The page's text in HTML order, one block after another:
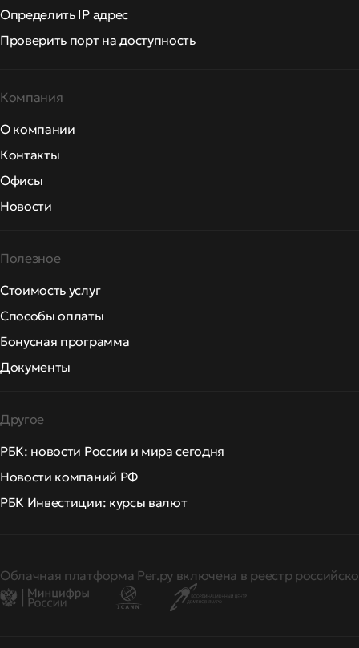
Определить IP адрес
Проверить порт на доступность
Компания
О компании
Контакты
Офисы
Новости
Полезное
Стоимость услуг
Способы оплаты
Бонусная программа
Документы
Другое
РБК: новости России и мира сегодня
Новости компаний РФ
РБК Инвестиции: курсы валют
Облачная платформа Рег.ру включена в реестр